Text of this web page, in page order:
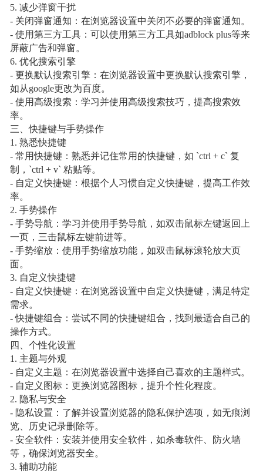
5. 减少弹窗干扰
- 关闭弹窗通知：在浏览器设置中关闭不必要的弹窗通知。
- 使用第三方工具：可以使用第三方工具如adblock plus等来
屏蔽广告和弹窗。
6. 优化搜索引擎
- 更换默认搜索引擎：在浏览器设置中更换默认搜索引擎，
如从google更改为百度。
- 使用高级搜索：学习并使用高级搜索技巧，提高搜索效
率。
三、快捷键与手势操作
1. 熟悉快捷键
- 常用快捷键：熟悉并记住常用的快捷键，如 `ctrl + c` 复
制，`ctrl + v` 粘贴等。
- 自定义快捷键：根据个人习惯自定义快捷键，提高工作效
率。
2. 手势操作
- 手势导航：学习并使用手势导航，如双击鼠标左键返回上
一页，三击鼠标左键前进等。
- 手势缩放：使用手势缩放功能，如双击鼠标滚轮放大页
面。
3. 自定义快捷键
- 自定义快捷键：在浏览器设置中自定义快捷键，满足特定
需求。
- 快捷键组合：尝试不同的快捷键组合，找到最适合自己的
操作方式。
四、个性化设置
1. 主题与外观
- 自定义主题：在浏览器设置中选择自己喜欢的主题样式。
- 自定义图标：更换浏览器图标，提升个性化程度。
2. 隐私与安全
- 隐私设置：了解并设置浏览器的隐私保护选项，如无痕浏
览、历史记录删除等。
- 安全软件：安装并使用安全软件，如杀毒软件、防火墙
等，确保浏览器安全。
3. 辅助功能